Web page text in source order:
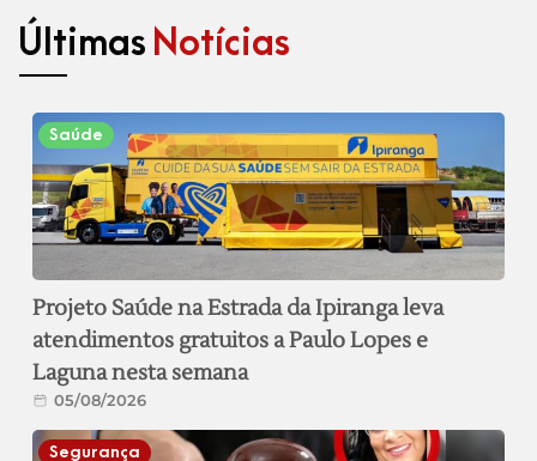
Últimas Notícias
Saúde
Projeto Saúde na Estrada da Ipiranga leva
atendimentos gratuitos a Paulo Lopes e
Laguna nesta semana
05/08/2026
Segurança